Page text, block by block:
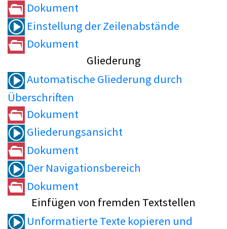
Dokument
Einstellung der Zeilenabstände
Dokument
Gliederung
Automatische Gliederung durch
Überschriften
Dokument
Gliederungsansicht
Dokument
Der Navigationsbereich
Dokument
Einfügen von fremden Textstellen
Unformatierte Texte kopieren und